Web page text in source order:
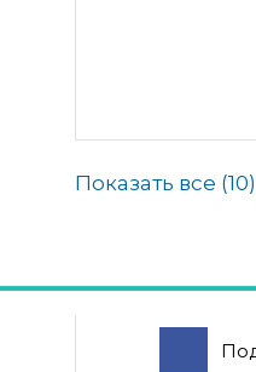
Показать все (10)